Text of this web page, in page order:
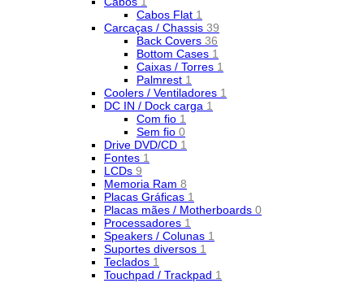
Cabos Flat 1
Carcaças / Chassis 39
Back Covers 36
Bottom Cases 1
Caixas / Torres 1
Palmrest 1
Coolers / Ventiladores 1
DC IN / Dock carga 1
Com fio 1
Sem fio 0
Drive DVD/CD 1
Fontes 1
LCDs 9
Memoria Ram 8
Placas Gráficas 1
Placas mães / Motherboards 0
Processadores 1
Speakers / Colunas 1
Suportes diversos 1
Teclados 1
Touchpad / Trackpad 1